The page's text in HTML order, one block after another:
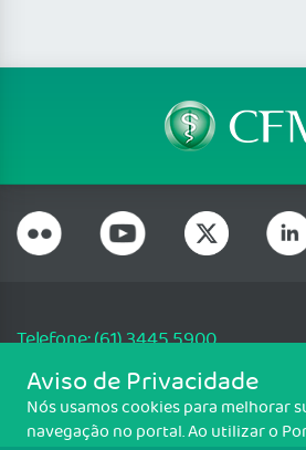
Telefone: (61) 3445 5900
Email: cfm@portalmedico.org.br
SGAS 616, Conjunto D, Lote 115, L2 Sul,
CNPJ: 33.583.550/0001-30
Aviso de Privacidade
Nós usamos cookies para melhorar
navegação no portal. Ao utilizar o